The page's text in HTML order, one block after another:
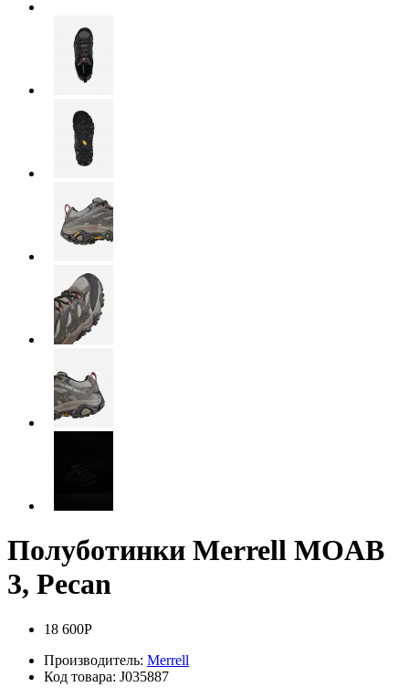
Полуботинки Merrell MOAB
3, Pecan
18 600Р
Производитель: Merrell
Код товара: J035887